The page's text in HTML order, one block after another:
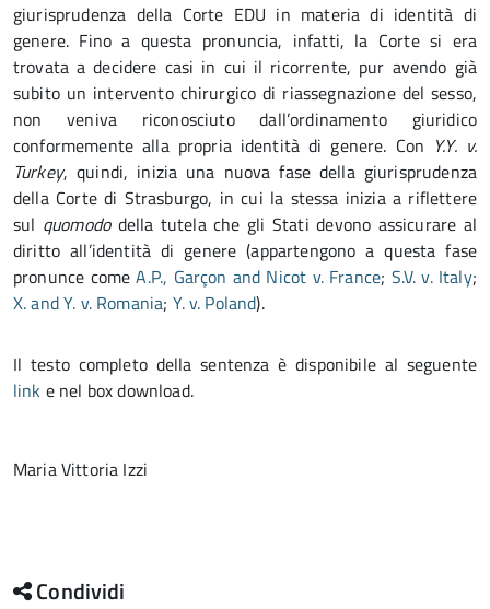
giurisprudenza della Corte EDU in materia di identità di
genere. Fino a questa pronuncia, infatti, la Corte si era
trovata a decidere casi in cui il ricorrente, pur avendo già
subito un intervento chirurgico di riassegnazione del sesso,
non veniva riconosciuto dall’ordinamento giuridico
conformemente alla propria identità di genere. Con Y.Y. v.
Turkey, quindi, inizia una nuova fase della giurisprudenza
della Corte di Strasburgo, in cui la stessa inizia a riflettere
sul quomododella tutela che gli Stati devono assicurare al
diritto all’identità di genere (appartengono a questa fase
pronunce comeA.P., Garçon and Nicot v. France; S.V. v. Italy;
X. and Y. v. Romania; Y. v. Poland).
Il testo completo della sentenza è disponibile al seguente
link e nel box download.
Maria Vittoria Izzi
Condividi